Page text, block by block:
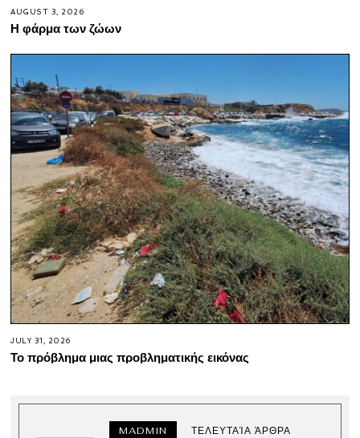
AUGUST 3, 2026
Η φάρμα των ζώων
JULY 31, 2026
Το πρόβλημα μιας προβληματικής εικόνας
MADMIN ΤΕΛΕΥΤΑΊΑ ΆΡΘΡΑ